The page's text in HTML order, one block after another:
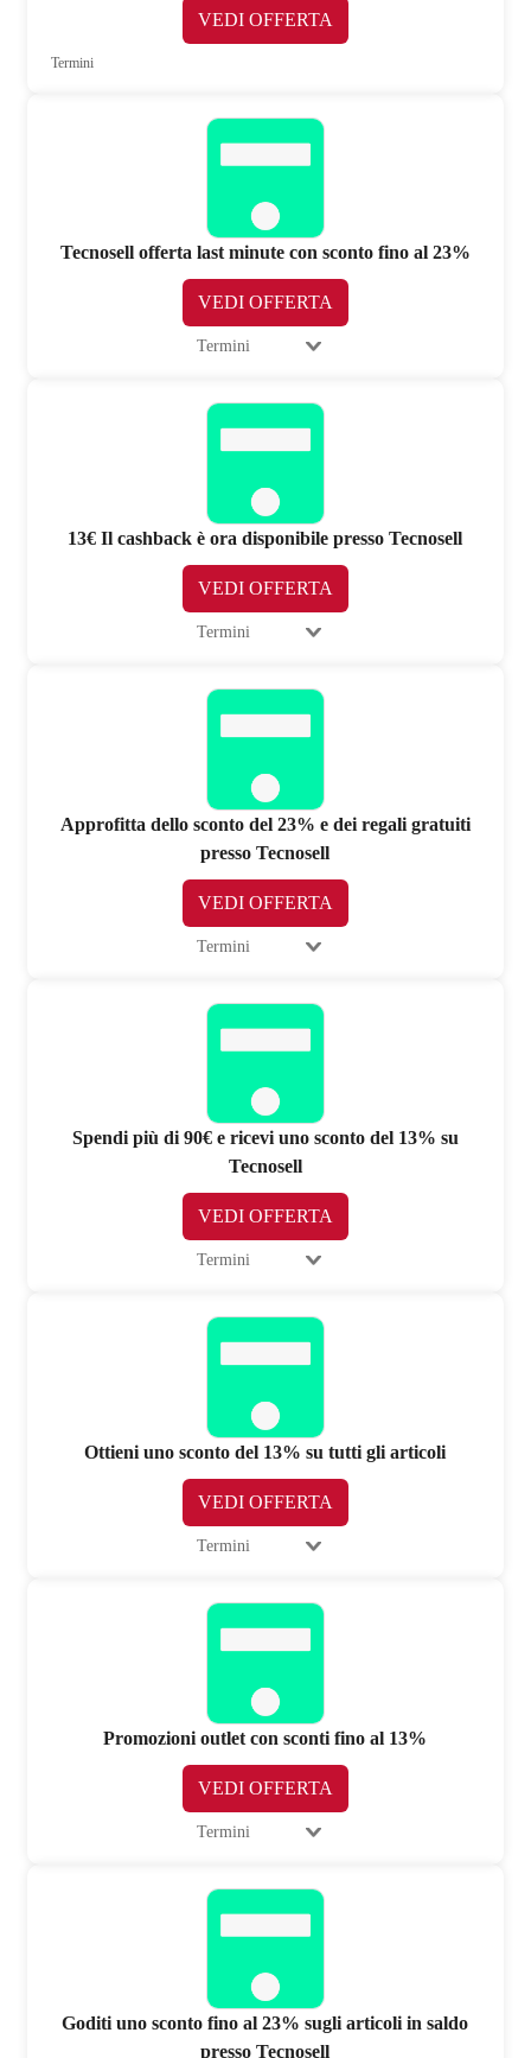
VEDI OFFERTA
Termini
Tecnosell offerta last minute con sconto fino al 23%
VEDI OFFERTA
Termini
13€ Il cashback è ora disponibile presso Tecnosell
VEDI OFFERTA
Termini
Approfitta dello sconto del 23% e dei regali gratuiti
presso Tecnosell
VEDI OFFERTA
Termini
Spendi più di 90€ e ricevi uno sconto del 13% su
Tecnosell
VEDI OFFERTA
Termini
Ottieni uno sconto del 13% su tutti gli articoli
VEDI OFFERTA
Termini
Promozioni outlet con sconti fino al 13%
VEDI OFFERTA
Termini
Goditi uno sconto fino al 23% sugli articoli in saldo
presso Tecnosell